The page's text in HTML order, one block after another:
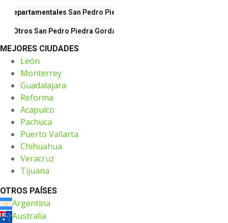
Departamentales San Pedro Piedra Gorda
Otros San Pedro Piedra Gorda
MEJORES CIUDADES
León
Monterrey
Guadalajara
Reforma
Acapulco
Pachuca
Puerto Vallarta
Chihuahua
Veracruz
Tijuana
OTROS PAÍSES
Argentina
Australia